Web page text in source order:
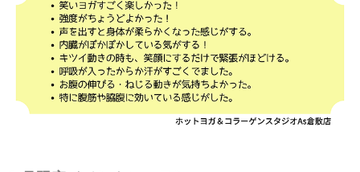
スタッフブログ
ご入会のご予約
お問い合わせ